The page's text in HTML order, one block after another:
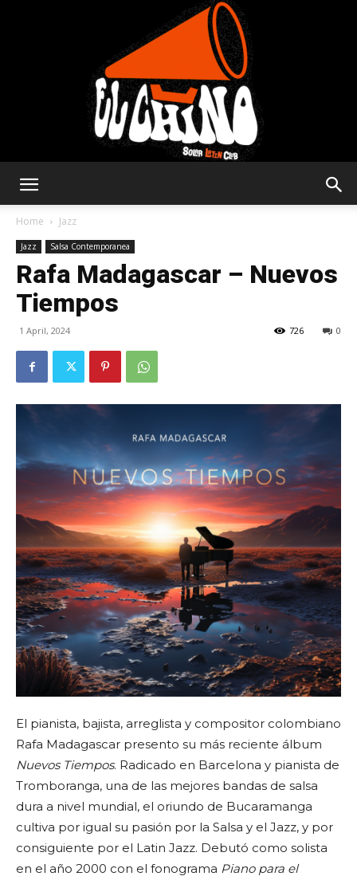
Latin
Home Jazz
Jazz Salsa Contemporanea
Rafa Madagascar – Nuevos
Tiempos
1 April, 2024 0
726
El pianista, bajista, arreglista y compositor colombiano
Rafa Madagascar presento su más reciente álbum
Nuevos Tiempos. Radicado en Barcelona y pianista de
Tromboranga, una de las mejores bandas de salsa
dura a nivel mundial, el oriundo de Bucaramanga
cultiva por igual su pasión por la Salsa y el Jazz, y por
consiguiente por el Latin Jazz. Debutó como solista
en el año 2000 con el fonograma Piano para el